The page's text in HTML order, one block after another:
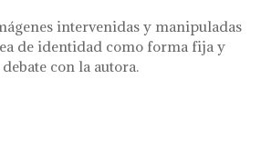
intervenidas y manipuladas
de identidad como forma fija y
con la autora.